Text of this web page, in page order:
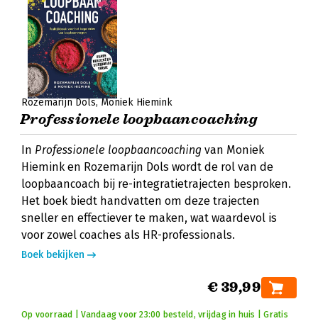
Rozemarijn Dols Moniek Hiemink
Professionele loopbaancoaching
In Professionele loopbaancoaching van Moniek
Hiemink en Rozemarijn Dols wordt de rol van de
loopbaancoach bij re-integratietrajecten besproken.
Het boek biedt handvatten om deze trajecten
sneller en effectiever te maken, wat waardevol is
voor zowel coaches als HR-professionals.
Boek bekijken
€ 39,99
Op voorraad | Vandaag voor 23:00 besteld, vrijdag in huis | Gratis